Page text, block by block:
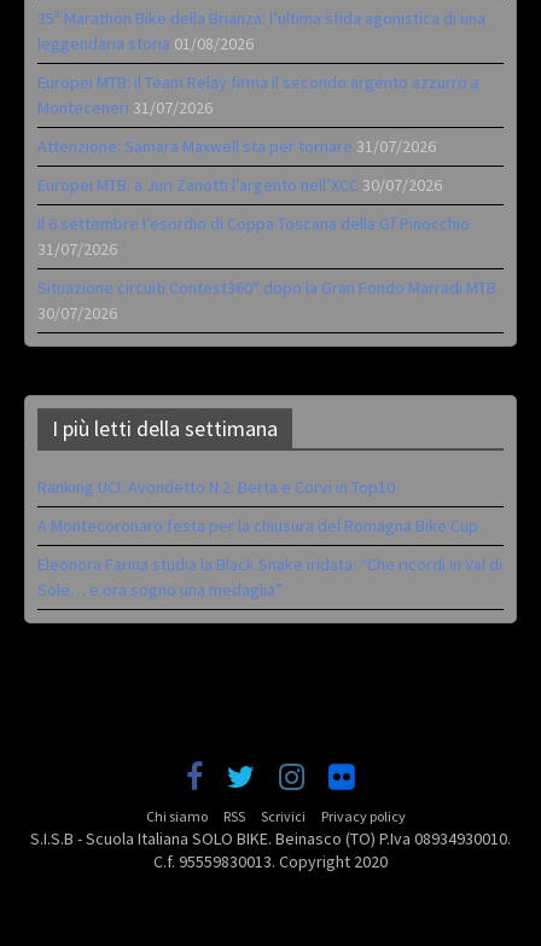
35ª Marathon Bike della Brianza: l’ultima sfida agonistica di una
leggendaria storia 01/08/2026
Europei MTB: il Team Relay firma il secondo argento azzurro a
Monteceneri 31/07/2026
Attenzione: Samara Maxwell sta per tornare 31/07/2026
Europei MTB: a Juri Zanotti l’argento nell’XCC 30/07/2026
Il 6 settembre l’esordio di Coppa Toscana della Gf Pinocchio
31/07/2026
Situazione circuiti Contest360° dopo la Gran Fondo Marradi MTB
30/07/2026
I più letti della settimana
Ranking UCI: Avondetto N.2. Berta e Corvi in Top10
A Montecoronaro festa per la chiusura del Romagna Bike Cup
Eleonora Farina studia la Black Snake iridata: “Che ricordi in Val di
Sole… e ora sogno una medaglia”
Chi siamo RSS Scrivici Privacy policy
S.I.S.B - Scuola Italiana SOLO BIKE. Beinasco (TO) P.Iva 08934930010.
C.f. 95559830013. Copyright 2020